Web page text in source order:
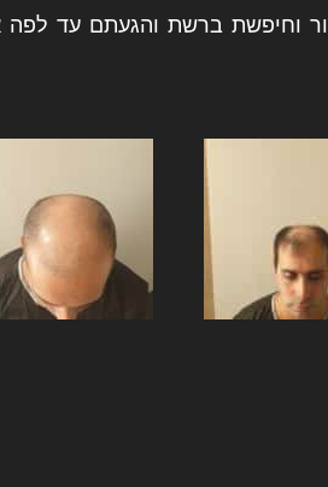
וחיפשת ברשת והגעתם עד לפה